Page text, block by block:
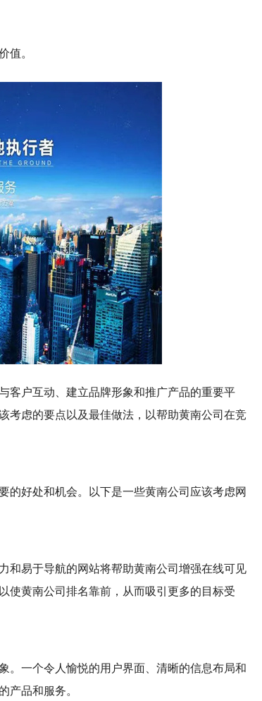
值。
客户互动、建立品牌形象和推广产品的重要平
考虑的要点以及最佳做法，以帮助黄南公司在竞
的好处和机会。以下是一些黄南公司应该考虑网
和易于导航的网站将帮助黄南公司增强在线可见
使黄南公司排名靠前，从而吸引更多的目标受
。一个令人愉悦的用户界面、清晰的信息布局和
产品和服务。